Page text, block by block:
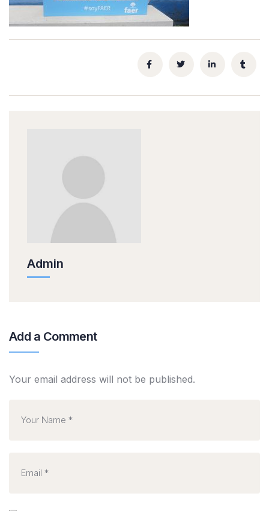
Admin
Add a Comment
Your email address will not be published.